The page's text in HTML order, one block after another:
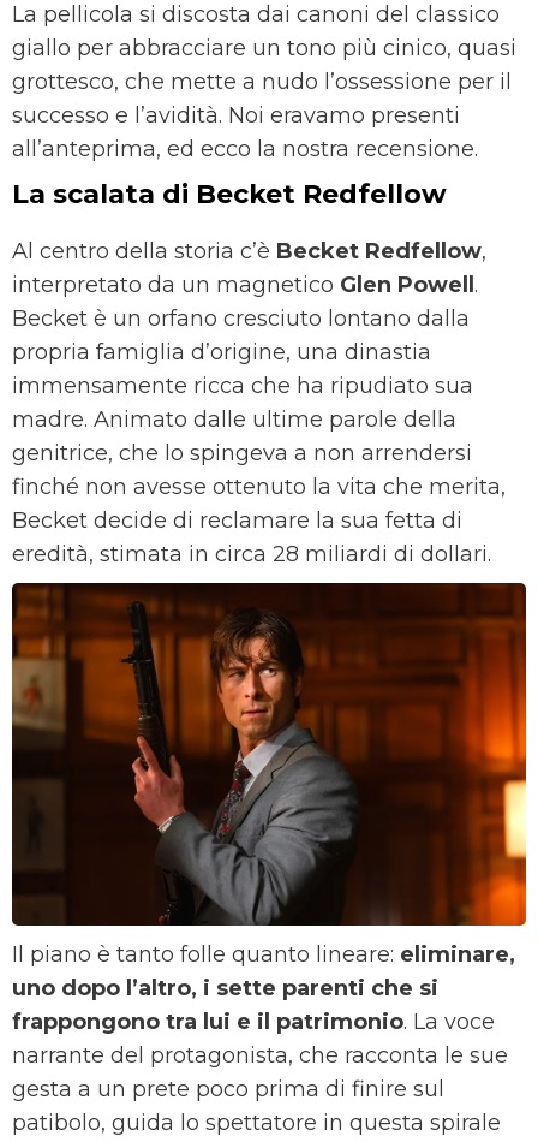
La pellicola si discosta dai canoni del classico
giallo per abbracciare un tono più cinico, quasi
grottesco, che mette a nudo l’ossessione per il
successo e l’avidità. Noi eravamo presenti
all’anteprima, ed ecco la nostra recensione.
La scalata di Becket Redfellow
Al centro della storia c’è Becket Redfellow,
interpretato da un magnetico Glen Powell .
Becket è un orfano cresciuto lontano dalla
propria famiglia d’origine, una dinastia
immensamente ricca che ha ripudiato sua
madre. Animato dalle ultime parole della
genitrice, che lo spingeva a non arrendersi
finché non avesse ottenuto la vita che merita,
Becket decide di reclamare la sua fetta di
eredità, stimata in circa 28 miliardi di dollari.
Il piano è tanto folle quanto lineare: eliminare,
uno dopo l’altro, i sette parenti che si
frappongono tra lui e il patrimonio. La voce
narrante del protagonista, che racconta le sue
gesta a un prete poco prima di finire sul
patibolo, guida lo spettatore in questa spirale